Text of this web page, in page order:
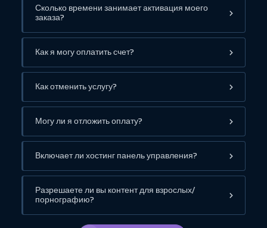
Сколько времени занимает активация моего
заказа?
Как я могу оплатить счет?
Как отменить услугу?
Могу ли я отложить оплату?
Включает ли хостинг панель управления?
Разрешаете ли вы контент для взрослых/
порнографию?